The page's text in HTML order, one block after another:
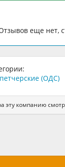
еще нет,
(ОДС)
эту компанию